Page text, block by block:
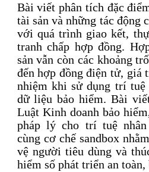
Bài viết phân tích đặc
tài sản và những tác động
với quá trình giao kết,
tranh chấp hợp đồng.
sản vẫn còn các khoảng
đến hợp đồng điện tử, giá
nhiệm khi sử dụng trí tuệ
dữ liệu bảo hiểm. Bài
Luật Kinh doanh bảo
pháp lý cho trí tuệ
cùng cơ chế sandbox
vệ người tiêu dùng và
hiểm số phát triển an toàn,